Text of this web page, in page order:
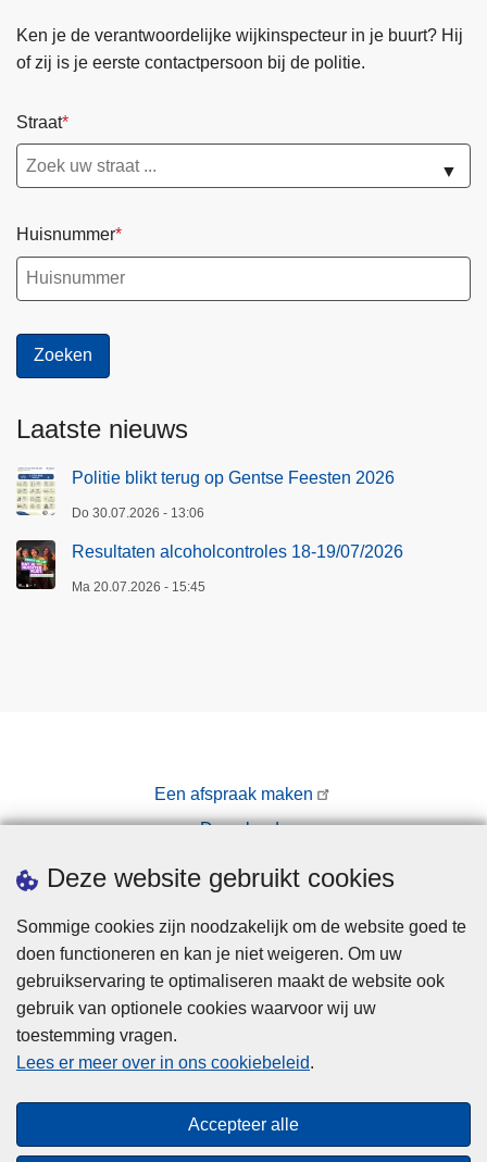
Gent. Waarmee kan ik je vandaag van
dienst zijn?
teaser
Deze website gebruikt cookies
Sommige cookies zijn noodzakelijk om de website goed te
doen functioneren en kan je niet weigeren. Om uw
gebruikservaring te optimaliseren maakt de website ook
gebruik van optionele cookies waarvoor wij uw
toestemming vragen.
Lees er meer over in ons cookiebeleid.
Accepteer alle
Ken je de verantwoordelijke wijkinspecteur in je buurt? Hij
of zij is je eerste contactpersoon bij de politie.
Straat
▼
Huisnummer
Laatste nieuws
Politie blikt terug op Gentse Feesten 2026
Do 30.07.2026 - 13:06
Resultaten alcoholcontroles 18-19/07/2026
Ma 20.07.2026 - 15:45
Een afspraak maken
Downloads
Privacy
Cookies
Toegankelijkheid